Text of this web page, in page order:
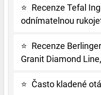
⭐ Recenze Tefal
odnímatelnou
⭐ Recenze
Granit Diamond
⭐ Často kladené